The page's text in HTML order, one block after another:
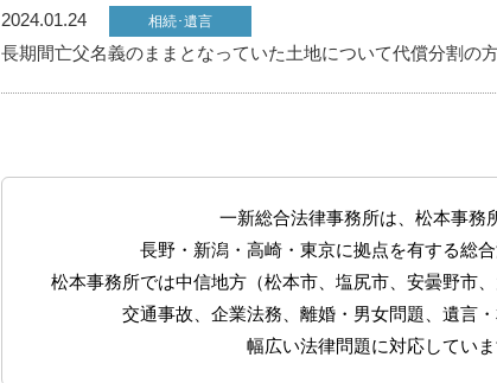
2024.01.24 相続･遺言
長期間亡父名義のままとなっていた土地について代償分割の
一新総合法律事務所は、松本事務
長野・新潟・高崎・東京に拠点を有する総合
松本事務所では中信地方（松本市、塩尻市、安曇野市
交通事故、企業法務、離婚・男女問題、遺言
幅広い法律問題に対応していま